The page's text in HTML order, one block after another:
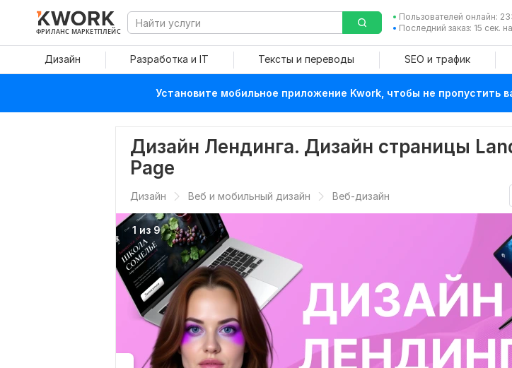
ФРИЛАНС МАРКЕТПЛЕЙС
Пользователей онлайн:
Последний заказ: 15 сек.
Дизайн Разработка и IT Тексты и переводы SEO и трафик
Установите мобильное приложение Kwork, чтобы не пропустить
Дизайн Лендинга. Дизайн страницы
Page
Дизайн Веб и мобильный дизайн Веб-дизайн
1 из 9